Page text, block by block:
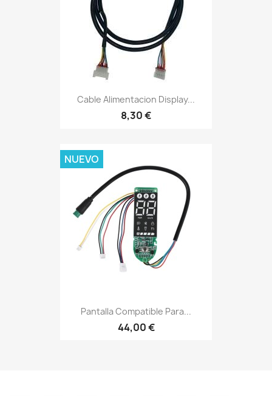
Cable Alimentacion Display...
8,30 €
Pantalla Compatible Para...
44,00 €
NUEVO